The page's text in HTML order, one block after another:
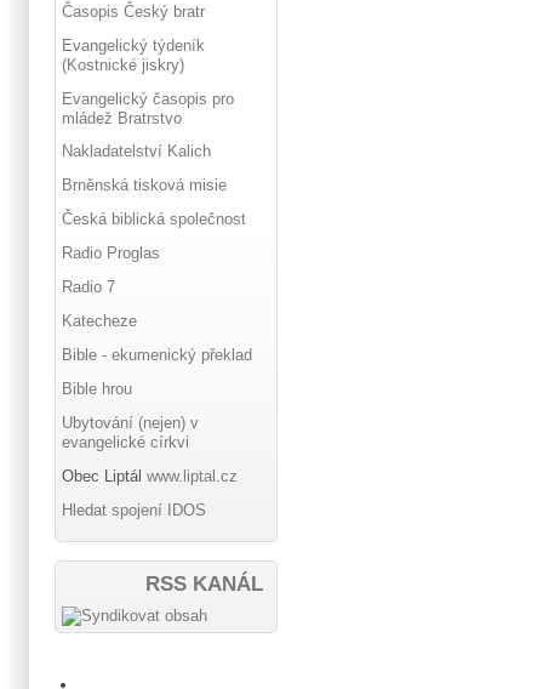
Časopis Český bratr
Evangelický týdeník
(Kostnické jiskry)
Evangelický časopis pro
mládež Bratrstvo
Nakladatelství Kalich
Brněnská tisková misie
Česká biblická společnost
Radio Proglas
Radio 7
Katecheze
Bible - ekumenický překlad
Bible hrou
Ubytování (nejen) v
evangelické církvi
Obec Liptál www.liptal.cz
Hledat spojení IDOS
RSS KANÁL